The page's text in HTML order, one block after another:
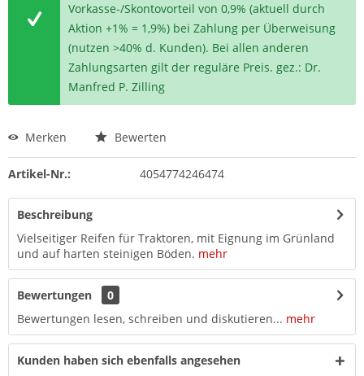
Vorkasse-/Skontovorteil von 0,9% (aktuell durch
Aktion +1% = 1,9%) bei Zahlung per Überweisung
(nutzen >40% d. Kunden). Bei allen anderen
Zahlungsarten gilt der reguläre Preis. gez.: Dr.
Manfred P. Zilling
Merken Bewerten
Artikel-Nr.: 4054774246474
Beschreibung
Vielseitiger Reifen für Traktoren, mit Eignung im Grünland
und auf harten steinigen Böden. mehr
Bewertungen
0
Bewertungen lesen, schreiben und diskutieren... mehr
Kunden haben sich ebenfalls angesehen